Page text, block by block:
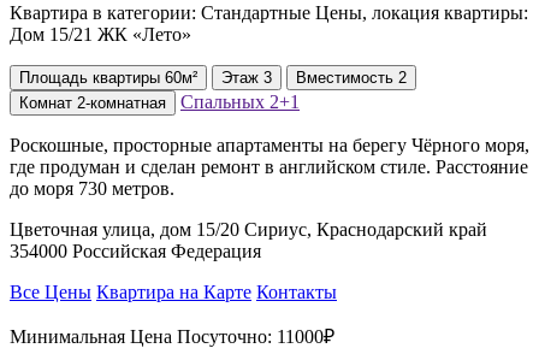
Квартира в категории: Стандартные Цены, локация квартиры:
Дом 15/21 ЖК «Лето»
Площадь квартиры 60м² Этаж 3 Вместимость 2
Комнат 2-комнатная Спальных 2+1
Роскошные, просторные апартаменты на берегу Чёрного моря,
где продуман и сделан ремонт в английском стиле. Расстояние
до моря 730 метров.
Цветочная улица, дом 15/20 Сириус, Краснодарский край
354000 Российская Федерация
Все Цены Квартира на Карте Контакты
Минимальная Цена Посуточно: 11000₽